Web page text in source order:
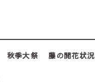
秋季大祭 藤の開花状況